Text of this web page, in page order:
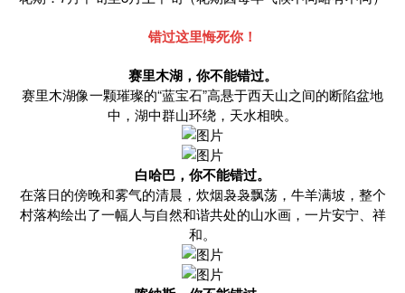
错过这里悔死你！
赛里木湖，你不能错过。
赛里木湖像一颗璀璨的“蓝宝石”高悬于西天山之间的断陷盆地
中，湖中群山环绕，天水相映。
白哈巴，你不能错过。
在落日的傍晚和雾气的清晨，炊烟袅袅飘荡，牛羊满坡，整个
村落构绘出了一幅人与自然和谐共处的山水画，一片安宁、祥
和。